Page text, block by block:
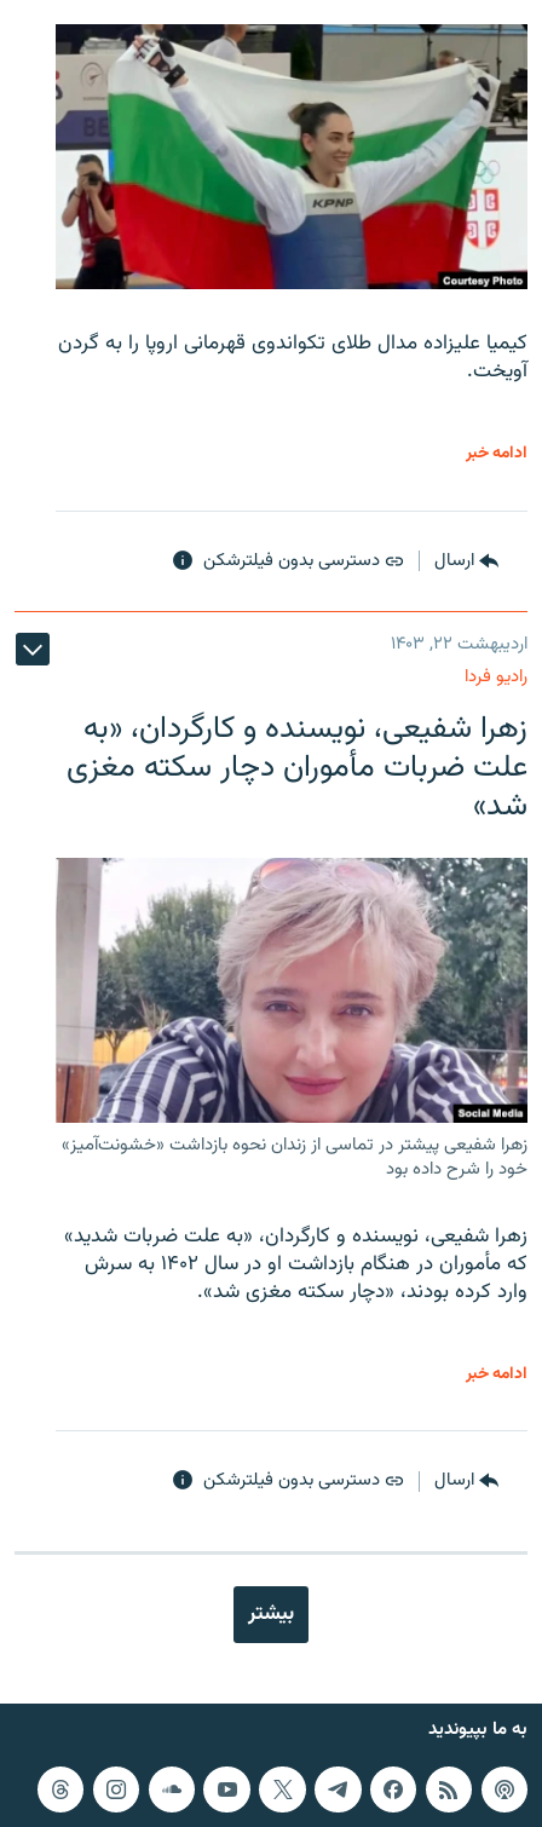
کیمیا علیزاده مدال طلای تکواندوی قهرمانی اروپا را به گردن
آویخت.
ادامه خبر
ارسال دسترسی بدون فیلترشکن
اردیبهشت ۲۲, ۱۴۰۳
رادیو فردا
زهرا شفیعی، نویسنده و کارگردان، «به
علت ضربات مأموران دچار سکته مغزی
شد»
زهرا شفیعی پیشتر در تماسی از زندان نحوه بازداشت «خشونت‌آمیز»
خود را شرح داده بود
زهرا شفیعی، نویسنده و کارگردان، «به علت ضربات شدید»
که مأموران در هنگام بازداشت او در سال ۱۴۰۲ به سرش
وارد کرده بودند، «دچار سکته مغزی شد».
ادامه خبر
ارسال دسترسی بدون فیلترشکن
بیشتر
به ما بپیوندید